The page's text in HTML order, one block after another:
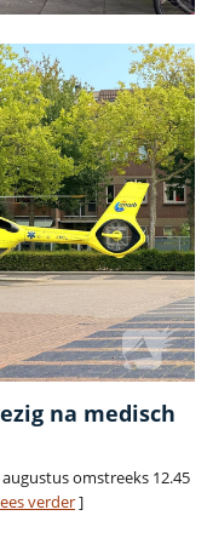
na medisch
omstreeks 12.45
verder]